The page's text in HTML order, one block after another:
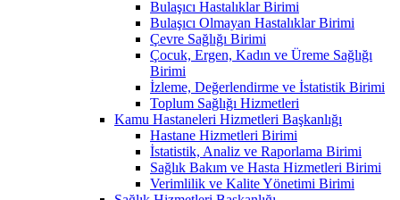
Bulaşıcı Hastalıklar Birimi
Bulaşıcı Olmayan Hastalıklar Birimi
Çevre Sağlığı Birimi
Çocuk, Ergen, Kadın ve Üreme Sağlığı
Birimi
İzleme, Değerlendirme ve İstatistik Birimi
Toplum Sağlığı Hizmetleri
Kamu Hastaneleri Hizmetleri Başkanlığı
Hastane Hizmetleri Birimi
İstatistik, Analiz ve Raporlama Birimi
Sağlık Bakım ve Hasta Hizmetleri Birimi
Verimlilik ve Kalite Yönetimi Birimi